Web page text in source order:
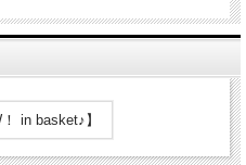
！ in basket♪】